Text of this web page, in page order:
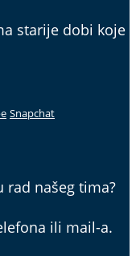
starije dobi koje
Snapchat
našeg tima?
ili mail-a.